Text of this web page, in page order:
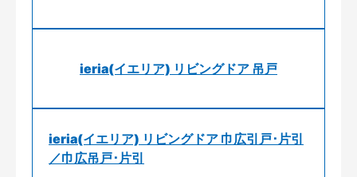
ieria(イエリア) リビングドア 吊戸
ieria(イエリア) リビングドア 巾広引戸･片引
／巾広吊戸･片引